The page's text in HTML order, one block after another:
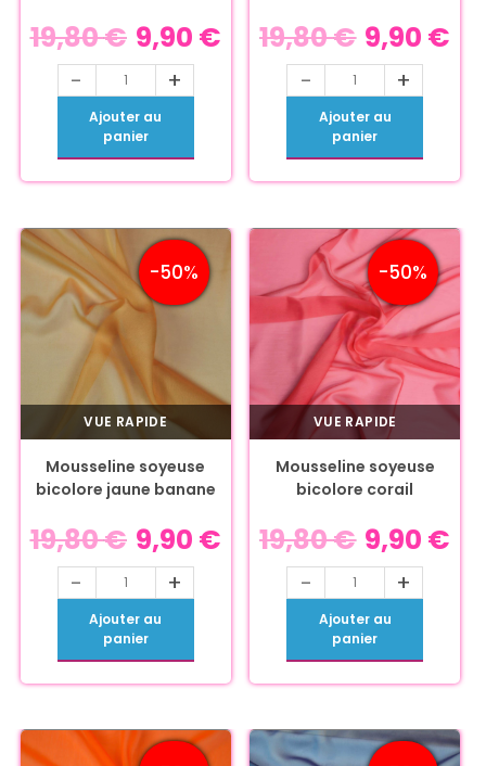
19,80€ 9,90 €
- +
Ajouter au
panier
19,80€ 9,90 €
- +
Ajouter au
panier
-50%
VUE RAPIDE
Mousseline soyeuse
bicolore jaune banane
19,80€ 9,90 €
- +
Ajouter au
panier
-50%
VUE RAPIDE
Mousseline soyeuse
bicolore corail
19,80€ 9,90 €
- +
Ajouter au
panier